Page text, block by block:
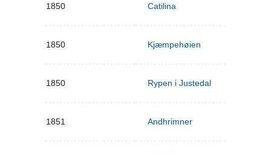
1850 Catilina
1850 Kjæmpehøien
1850 Rypen i Justedal
1851 Andhrimner